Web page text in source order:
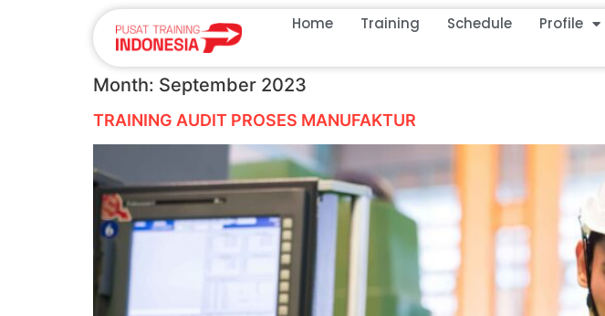
Home Training Schedule Profile
Month: September 2023
TRAINING AUDIT PROSES MANUFAKTUR